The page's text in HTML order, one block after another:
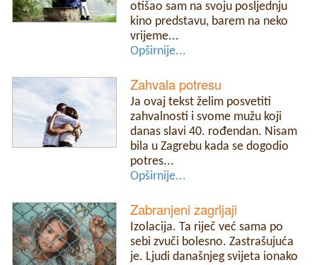
otišao sam na svoju posljednju
kino predstavu, barem na neko
vrijeme...
Opširnije...
Zahvala potresu
Ja ovaj tekst želim posvetiti
zahvalnosti i svome mužu koji
danas slavi 40. rođendan. Nisam
bila u Zagrebu kada se dogodio
potres...
Opširnije...
Zabranjeni zagrljaji
Izolacija. Ta riječ već sama po
sebi zvuči bolesno. Zastrašujuća
je. Ljudi današnjeg svijeta ionako